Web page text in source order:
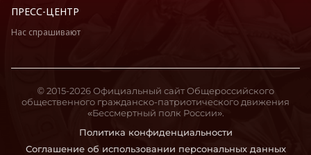
ПРЕСС-ЦЕНТР
Нас спрашивают
Политика конфиденциальности
Соглашение об использовании персональных данных
© 2015-2026 Официальный сайт Общероссийского
общественного гражданско-патриотического движения
«Бессмертный полк России».